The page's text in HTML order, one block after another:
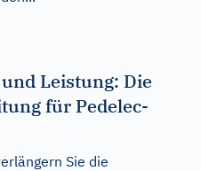
Leistung: Die
für Pedelec-
Sie die